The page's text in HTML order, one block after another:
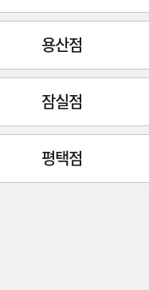
용산점
잠실점
평택점